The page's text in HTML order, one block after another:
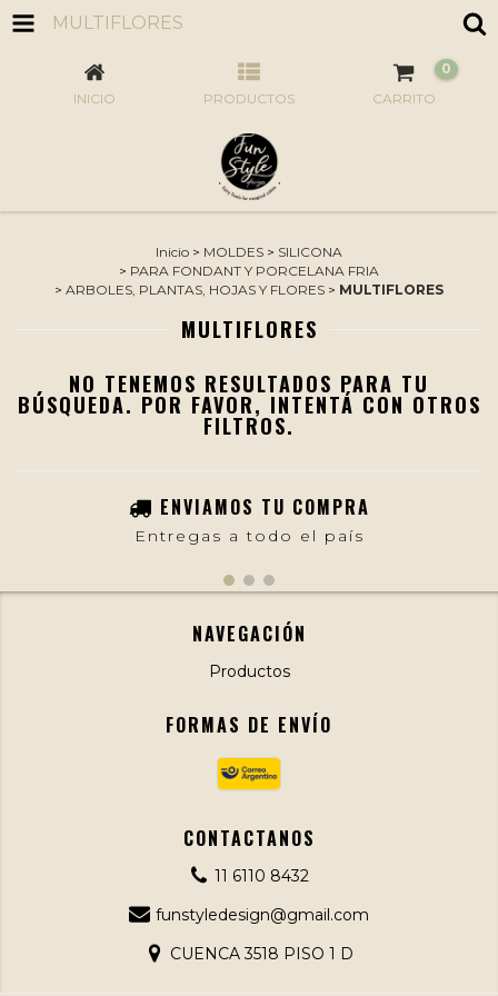
MULTIFLORES
INICIO PRODUCTOS CARRITO
0
Inicio > MOLDES > SILICONA
> PARA FONDANT Y PORCELANA FRIA
> ARBOLES, PLANTAS, HOJAS Y FLORES > MULTIFLORES
MULTIFLORES
NO TENEMOS RESULTADOS PARA TU
BÚSQUEDA. POR FAVOR, INTENTÁ CON OTROS
FILTROS.
ENVIAMOS TU COMPRA
Entregas a todo el país
NAVEGACIÓN
Productos
FORMAS DE ENVÍO
CONTACTANOS
11 6110 8432
funstyledesign@gmail.com
CUENCA 3518 PISO 1 D